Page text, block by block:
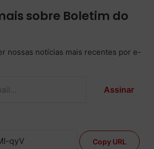
sobre Boletim do
nossas notícias mais recentes por e-
Assinar
Copy URL